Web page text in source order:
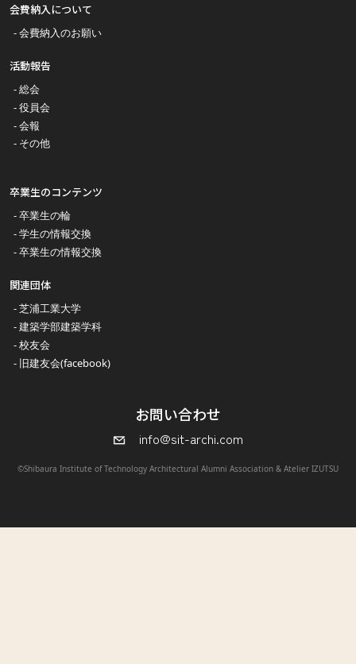
会費納入について
会費納入のお願い
活動報告
総会
役員会
会報
その他
卒業生のコンテンツ
卒業生の輪
学生の情報交換
卒業生の情報交換
関連団体
芝浦工業大学
建築学部建築学科
校友会
旧建友会(facebook)
お問い合わせ
info@sit-archi.com
©Shibaura Institute of Technology Architectural Alumni Association & Atelier IZUTSU